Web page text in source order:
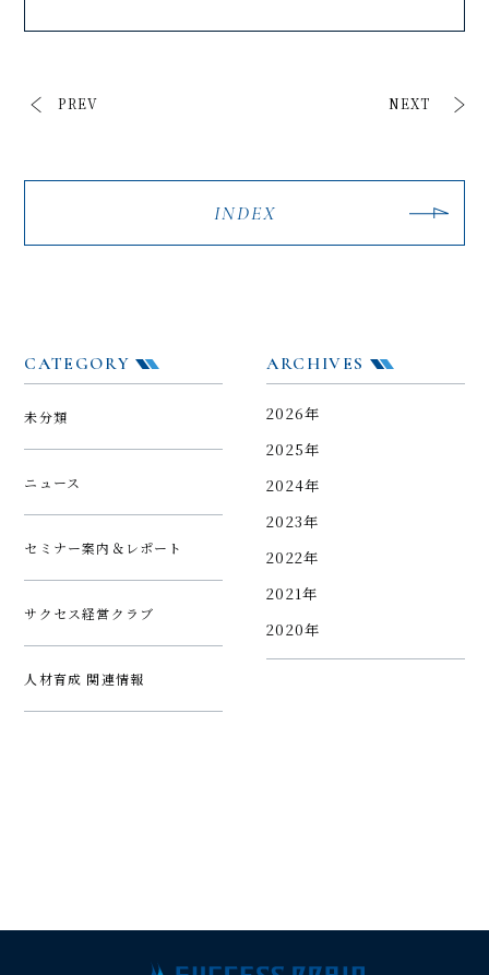
PREV NEXT
INDEX
CATEGORY
未分類
ニュース
セミナー案内＆レポート
サクセス経営クラブ
人材育成 関連情報
ARCHIVES
2026年
2025年
2024年
2023年
2022年
2021年
2020年